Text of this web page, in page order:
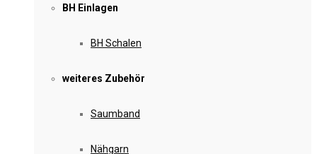
BH Einlagen
BH Schalen
weiteres Zubehör
Saumband
Nähgarn